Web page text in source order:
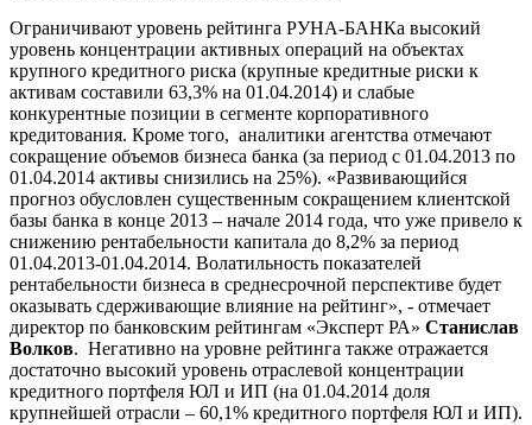
Ограничивают уровень рейтинга РУНА-БАНКа высокий
уровень концентрации активных операций на объектах
крупного кредитного риска (крупные кредитные риски к
активам составили 63,3% на 01.04.2014) и слабые
конкурентные позиции в сегменте корпоративного
кредитования. Кроме того, аналитики агентства отмечают
сокращение объемов бизнеса банка (за период с 01.04.2013 по
01.04.2014 активы снизились на 25%). «Развивающийся
прогноз обусловлен существенным сокращением клиентской
базы банка в конце 2013 – начале 2014 года, что уже привело к
снижению рентабельности капитала до 8,2% за период
01.04.2013-01.04.2014. Волатильность показателей
рентабельности бизнеса в среднесрочной перспективе будет
оказывать сдерживающие влияние на рейтинг», - отмечает
директор по банковским рейтингам «Эксперт РА» Станислав
Волков. Негативно на уровне рейтинга также отражается
достаточно высокий уровень отраслевой концентрации
кредитного портфеля ЮЛ и ИП (на 01.04.2014 доля
крупнейшей отрасли – 60,1% кредитного портфеля ЮЛ и ИП).